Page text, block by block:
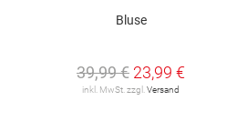
Bluse
39,99 € 23,99 €
inkl. MwSt. zzgl. Versand